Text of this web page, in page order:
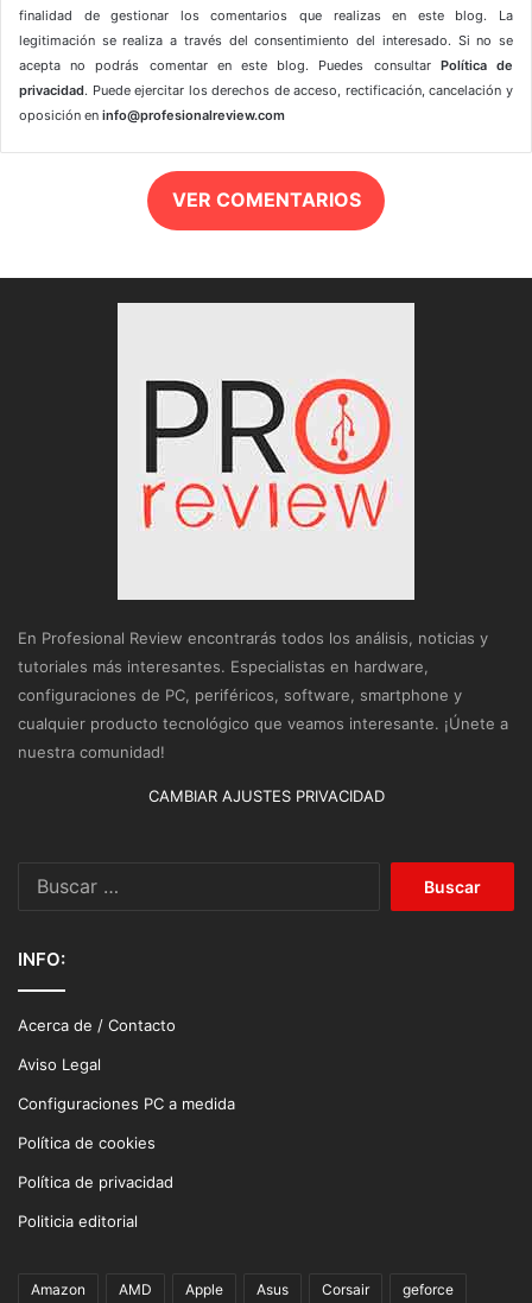
finalidad de gestionar los comentarios que realizas en este blog. La
legitimación se realiza a través del consentimiento del interesado. Si no se
acepta no podrás comentar en este blog. Puedes consultar Política de
privacidad. Puede ejercitar los derechos de acceso, rectificación, cancelación y
oposición en info@profesionalreview.com
VER COMENTARIOS
En Profesional Review encontrarás todos los análisis, noticias y
tutoriales más interesantes. Especialistas en hardware,
configuraciones de PC, periféricos, software, smartphone y
cualquier producto tecnológico que veamos interesante. ¡Únete a
nuestra comunidad!
CAMBIAR AJUSTES PRIVACIDAD
INFO:
Acerca de / Contacto
Aviso Legal
Configuraciones PC a medida
Política de cookies
Política de privacidad
Politicia editorial
Amazon AMD Apple Asus Corsair geforce